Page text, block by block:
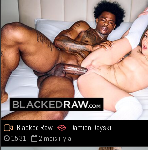
Blacked Raw Damion Dayski
15:31 2 mois il y a